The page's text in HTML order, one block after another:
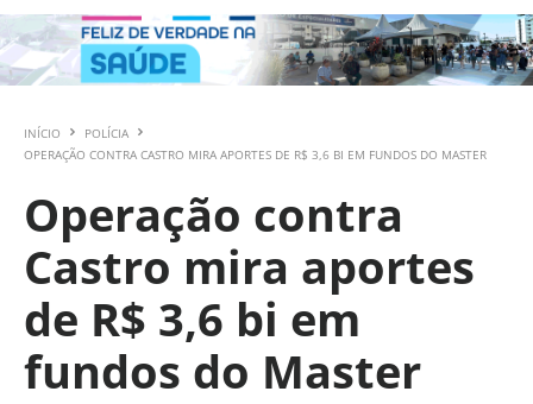
INÍCIO
POLÍCIA
OPERAÇÃO CONTRA CASTRO MIRA APORTES DE R$ 3,6 BI EM FUNDOS DO MASTER
Operação contra
Castro mira aportes
de R$ 3,6 bi em
fundos do Master